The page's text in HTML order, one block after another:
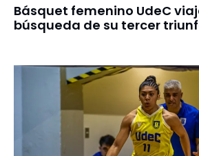
Básquet femenino UdeC
búsqueda de su tercer